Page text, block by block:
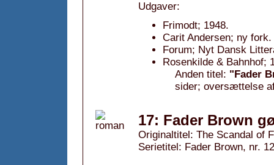
Udgaver:
Frimodt; 1948.
Carit Andersen; ny
Forum; Nyt Dansk
Rosenkilde & Bahnhof;
Anden titel: "Fader
sider; oversættelse
17: Fader Brown
Originaltitel: The Scandal of
Serietitel: Fader Brown, nr. 12